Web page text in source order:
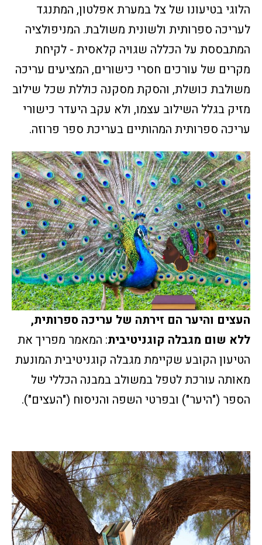
הלוגי בטיעונו של צל במערת אפלטון, המתנגד
לעריכה ספרותית ולשונית משולבת. המניפולציה
המתבססת על הכללה שגויה קלאסית - לקיחת
מקרים של עורכים חסרי כישורים, המציעים עריכה
משולבת כושלת, והסקת מסקנה כוללת שכל שילוב
מזיק בגלל השילוב עצמו, ולא עקב היעדר כישורי
עריכה ספרותית המהותיים בעריכת ספר פרוזה.
העצים והיער הם זירתה של עריכה ספרותית,
ללא שום מגבלה קוגניטיבית: המאמר מפריך את
הטיעון הקובע שקיימת מגבלה קוגניטיבית המונעת
מאותה עורכת לטפל במשולב במבנה הכללי של
הספר ("היער") ובפרטי השפה והניסוח ("העצים").